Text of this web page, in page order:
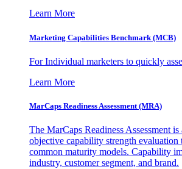
Learn More
Marketing Capabilities Benchmark (MCB)
For Individual marketers to quickly
Learn More
MarCaps Readiness Assessment (MRA)
The MarCaps Readiness Assessment
objective capability strength evaluation
common maturity models. Capability
industry, customer segment, and brand.